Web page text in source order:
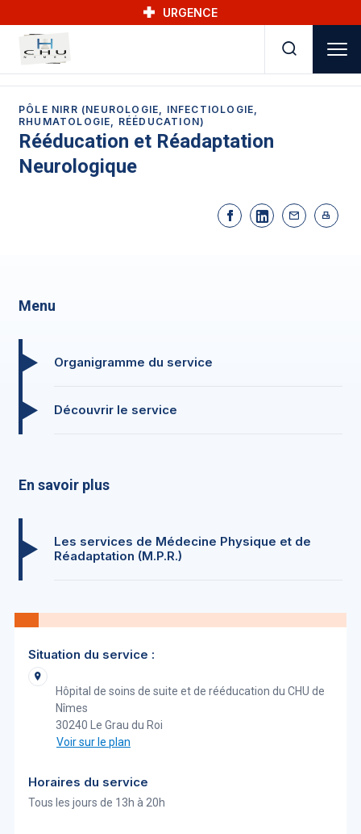
URGENCE
PÔLE NIRR (NEUROLOGIE, INFECTIOLOGIE,
RHUMATOLOGIE, RÉÉDUCATION)
Rééducation et Réadaptation
Neurologique
Situation du service :
Hôpital de soins de suite et de rééducation du CHU de
Nîmes
30240 Le Grau du Roi
Voir sur le plan
Horaires du service
Tous les jours de 13h à 20h
Menu
Organigramme du service
Découvrir le service
En savoir plus
Les services de Médecine Physique et de
Réadaptation (M.P.R.)